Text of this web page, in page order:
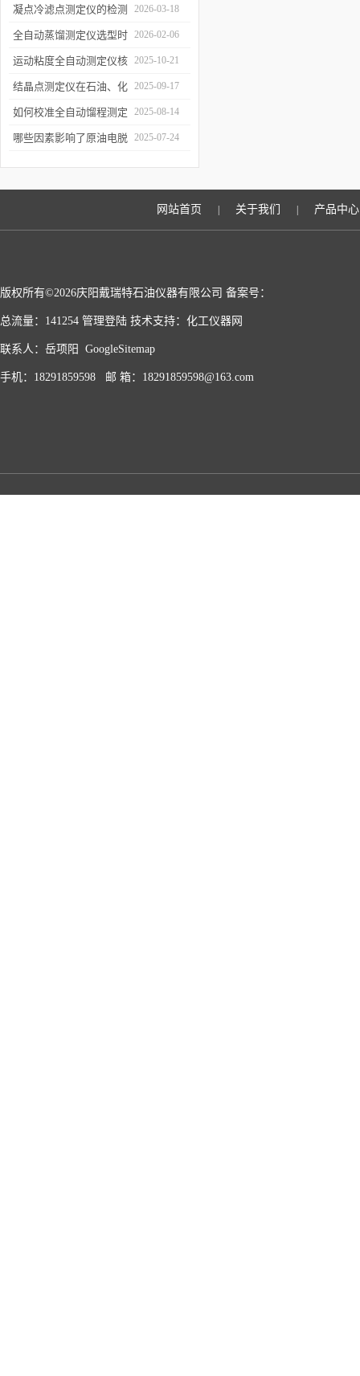
寿命的“时间加速器”
凝点冷滤点测定仪的检测
误差来源与控制
2026-03-18
全自动蒸馏测定仪选型时
需重点关注哪些参数？
2026-02-06
运动粘度全自动测定仪核
心原理
2025-10-21
结晶点测定仪在石油、化
工、燃料行业中的关键作
用
2025-09-17
如何校准全自动馏程测定
仪以确保数据准确性？
2025-08-14
哪些因素影响了原油电脱 2025-07-24
网站首页 关于我们 产品中心
版权所有©2026庆阳戴瑞特石油仪器有限公司 备案号：
总流量：141254 管理登陆 技术支持： 化工仪器网
联系人：岳项阳 GoogleSitemap
手机：18291859598 邮 箱：18291859598@163.com